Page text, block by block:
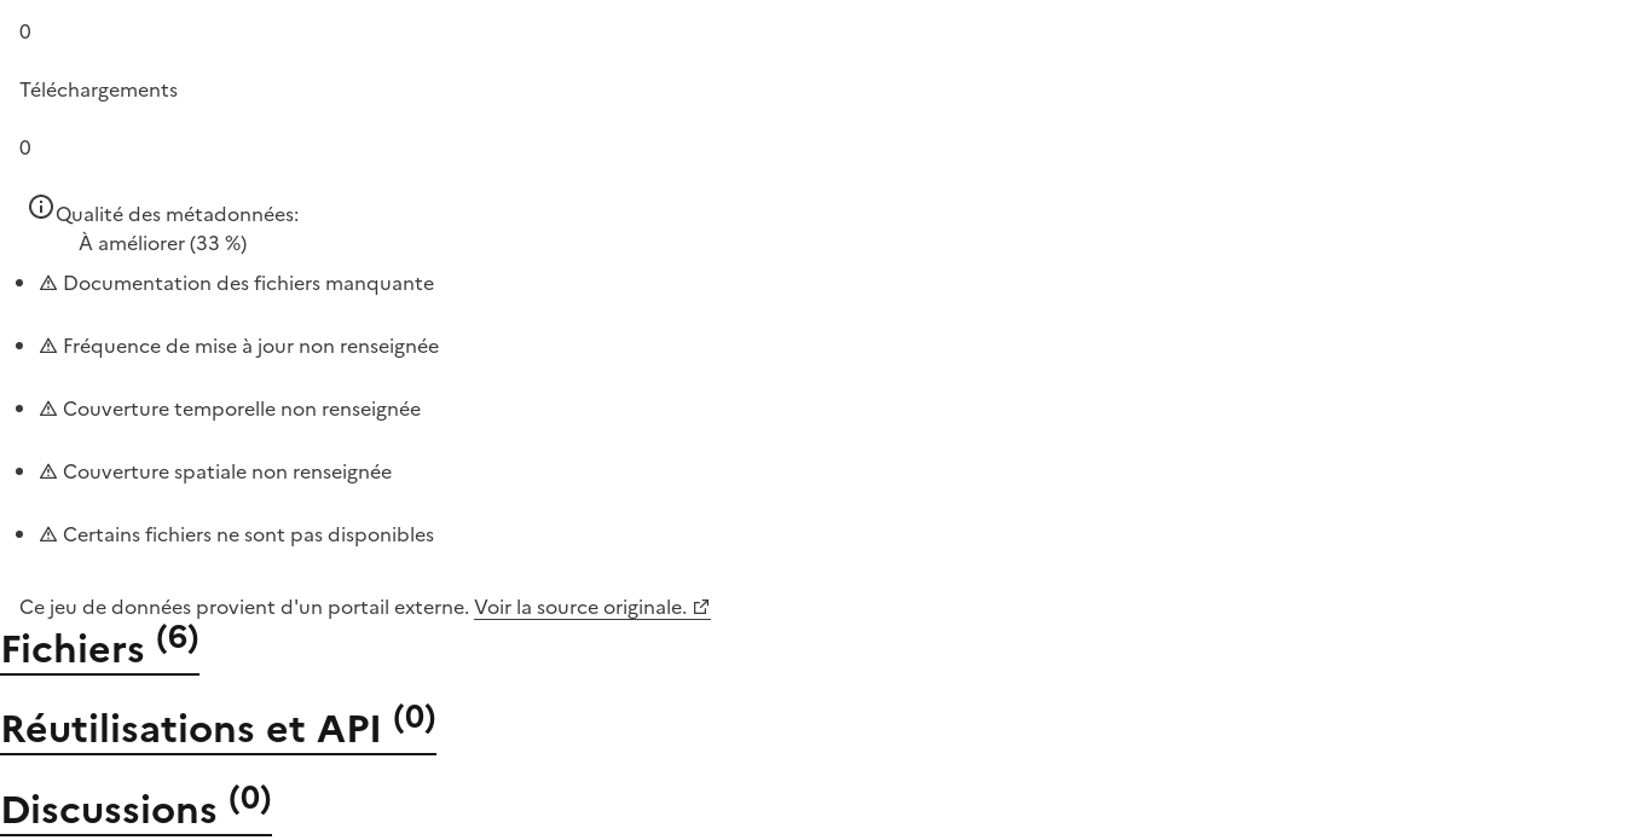
0
Téléchargements
0
Qualité des métadonnées:
À améliorer(33 %)
Documentation des fichiers manquante
Fréquence de mise à jour non renseignée
Couverture temporelle non renseignée
Couverture spatiale non renseignée
Certains fichiers ne sont pas disponibles
Ce jeu de données provient d'un portail externe. Voir la source originale.
Fichiers (6)
Réutilisations et API (0)
Discussions (0)